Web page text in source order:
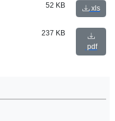
52 KB xls
237 KB
pdf